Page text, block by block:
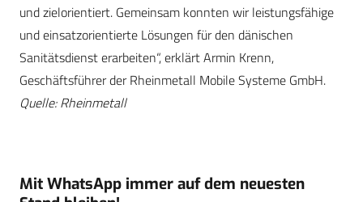
und zielorientiert. Gemeinsam konnten wir leistungsfähige
und einsatzorientierte Lösungen für den dänischen
Sanitätsdienst erarbeiten“, erklärt Armin Krenn,
Geschäftsführer der Rheinmetall Mobile Systeme GmbH.
Quelle: Rheinmetall
Mit WhatsApp immer auf dem neuesten